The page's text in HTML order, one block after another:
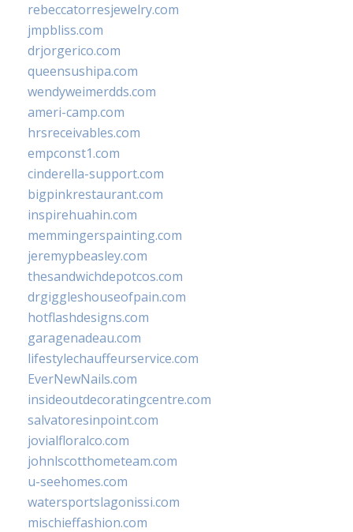
rebeccatorresjewelry.com
jmpbliss.com
drjorgerico.com
queensushipa.com
wendyweimerdds.com
ameri-camp.com
hrsreceivables.com
empconst1.com
cinderella-support.com
bigpinkrestaurant.com
inspirehuahin.com
memmingerspainting.com
jeremypbeasley.com
thesandwichdepotcos.com
drgiggleshouseofpain.com
hotflashdesigns.com
garagenadeau.com
lifestylechauffeurservice.com
EverNewNails.com
insideoutdecoratingcentre.com
salvatoresinpoint.com
jovialfloralco.com
johnlscotthometeam.com
u-seehomes.com
watersportslagonissi.com
mischieffashion.com